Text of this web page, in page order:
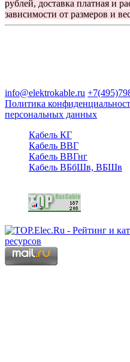
рублей, доставка платная и
зависимости от размеров и
info@elektrokable.ru
Политика
персональных данных
Кабель КГ
Кабель ВВГ
Кабель ВВГнг
Кабель ВБбШв, ВБШв